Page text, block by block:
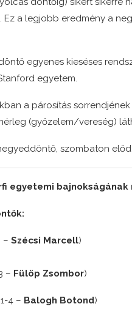
Ez a legjobb eredmény a
egyenes kieséses
egyetem.
a párosítás
(győzelem/vereség)
szombaton
egyetemi
– Szécsi Marcell)
– Fülöp Zsombor)
4 – Balogh Botond)